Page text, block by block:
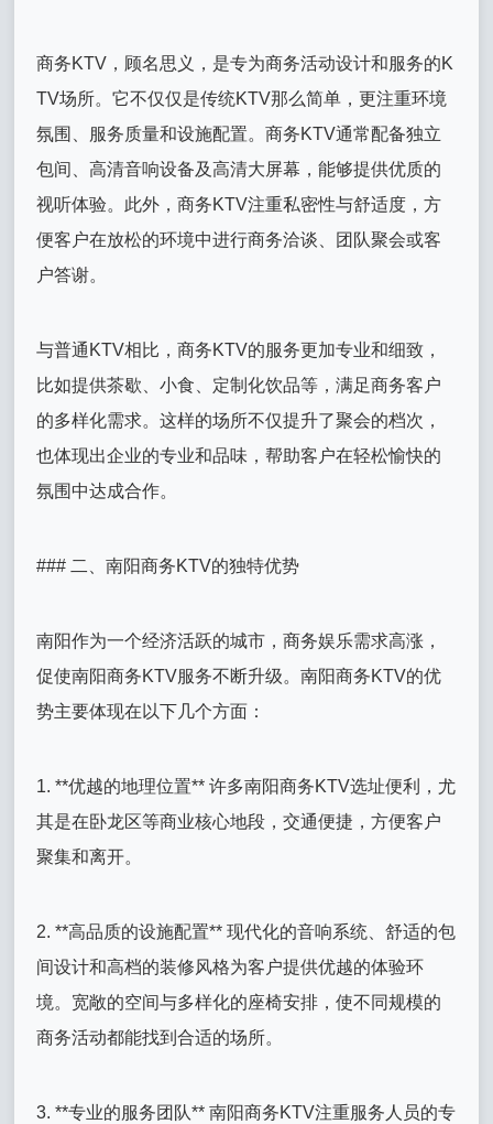
商务KTV，顾名思义，是专为商务活动设计和服务的K
TV场所。它不仅仅是传统KTV那么简单，更注重环境
氛围、服务质量和设施配置。商务KTV通常配备独立
包间、高清音响设备及高清大屏幕，能够提供优质的
视听体验。此外，商务KTV注重私密性与舒适度，方
便客户在放松的环境中进行商务洽谈、团队聚会或客
户答谢。
与普通KTV相比，商务KTV的服务更加专业和细致，
比如提供茶歇、小食、定制化饮品等，满足商务客户
的多样化需求。这样的场所不仅提升了聚会的档次，
也体现出企业的专业和品味，帮助客户在轻松愉快的
氛围中达成合作。
### 二、南阳商务KTV的独特优势
南阳作为一个经济活跃的城市，商务娱乐需求高涨，
促使南阳商务KTV服务不断升级。南阳商务KTV的优
势主要体现在以下几个方面：
1. **优越的地理位置** 许多南阳商务KTV选址便利，尤
其是在卧龙区等商业核心地段，交通便捷，方便客户
聚集和离开。
2. **高品质的设施配置** 现代化的音响系统、舒适的包
间设计和高档的装修风格为客户提供优越的体验环
境。宽敞的空间与多样化的座椅安排，使不同规模的
商务活动都能找到合适的场所。
3. **专业的服务团队** 南阳商务KTV注重服务人员的专